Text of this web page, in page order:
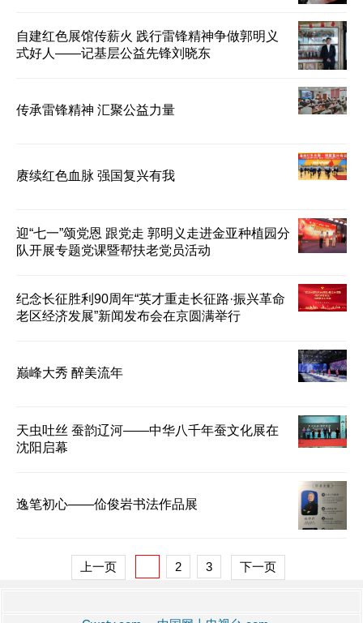
自建红色展馆传薪火 践行雷锋精神争做郭明义
式好人——记基层公益先锋刘晓东
传承雷锋精神 汇聚公益力量
赓续红色血脉 强国复兴有我
迎“七一”颂党恩 跟党走 郭明义走进金亚种植园分
队开展专题党课暨帮扶老党员活动
纪念长征胜利90周年“英才重走长征路·振兴革命
老区经济发展”新闻发布会在京圆满举行
巅峰大秀 醉美流年
天虫吐丝 蚕韵辽河——中华八千年蚕文化展在
沈阳启幕
逸笔初心——佡俊岩书法作品展
上一页 2 3 下一页